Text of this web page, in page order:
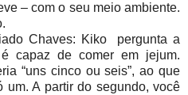
– com o seu meio ambiente.
Chaves: Kiko pergunta a
capaz de comer em jejum.
“uns cinco ou seis”, ao que
um. A partir do segundo, você